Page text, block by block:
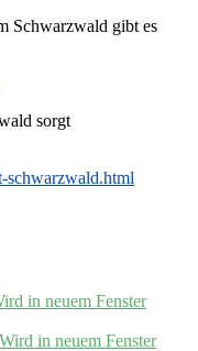
Schwarzwald gibt es
sorgt
schwarzwald.html
in neuem Fenster
in neuem Fenster